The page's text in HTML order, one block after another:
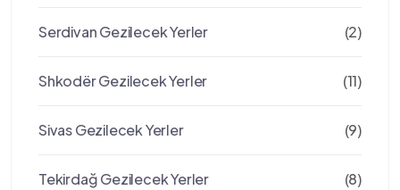
Serdivan Gezilecek Yerler (2)
Shkodër Gezilecek Yerler (11)
Sivas Gezilecek Yerler (9)
Tekirdağ Gezilecek Yerler (8)